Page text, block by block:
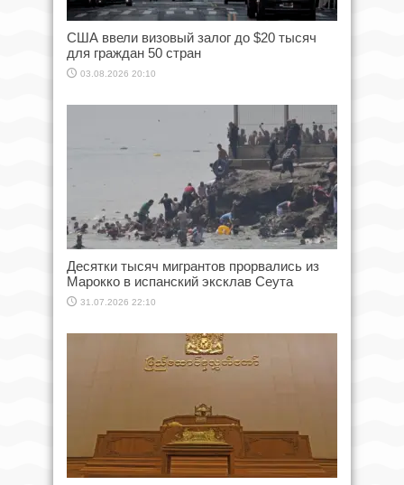
США ввели визовый залог до $20 тысяч
для граждан 50 стран
03.08.2026 20:10
Десятки тысяч мигрантов прорвались из
Марокко в испанский эксклав Сеута
31.07.2026 22:10